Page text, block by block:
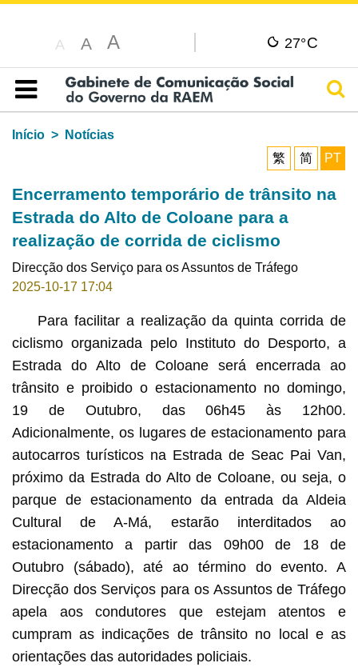
A A A 27°C
Índice
Início
Notícias
繁
简 PT
Encerramento temporário de trânsito na
Estrada do Alto de Coloane para a
realização de corrida de ciclismo
Direcção dos Serviço para os Assuntos de Tráfego
2025-10-17 17:04
Para facilitar a realização da quinta corrida de
ciclismo organizada pelo Instituto do Desporto, a
Estrada do Alto de Coloane será encerrada ao
trânsito e proibido o estacionamento no domingo,
19 de Outubro, das 06h45 às 12h00.
Adicionalmente, os lugares de estacionamento para
autocarros turísticos na Estrada de Seac Pai Van,
próximo da Estrada do Alto de Coloane, ou seja, o
parque de estacionamento da entrada da Aldeia
Cultural de A-Má, estarão interditados ao
estacionamento a partir das 09h00 de 18 de
Outubro (sábado), até ao término do evento. A
Direcção dos Serviços para os Assuntos de Tráfego
apela aos condutores que estejam atentos e
cumpram as indicações de trânsito no local e as
orientações das autoridades policiais.